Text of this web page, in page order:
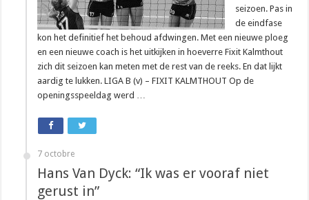
seizoen. Pas in
de eindfase
kon het definitief het behoud afdwingen. Met een nieuwe ploeg
en een nieuwe coach is het uitkijken in hoeverre Fixit Kalmthout
zich dit seizoen kan meten met de rest van de reeks. En dat lijkt
aardig te lukken. LIGA B (v) – FIXIT KALMTHOUT Op de
openingsspeeldag werd …
7 octobre
Hans Van Dyck: “Ik was er vooraf niet
gerust in”